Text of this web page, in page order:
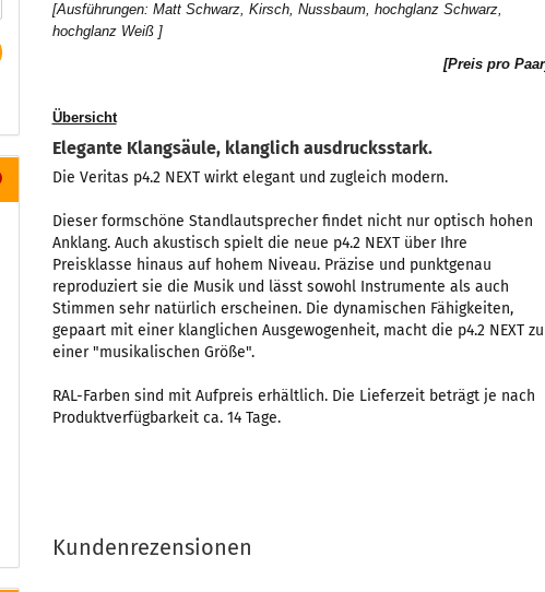
[Ausführungen: Matt Schwarz, Kirsch, Nussbaum, hochglanz Schwarz,
hochglanz Weiß ]
[Preis pro
Übersicht
Elegante Klangsäule, klanglich ausdrucksstark.
Die Veritas p4.2 NEXT wirkt elegant und zugleich modern.
Dieser formschöne Standlautsprecher findet nicht nur optisch hohen
Anklang. Auch akustisch spielt die neue p4.2 NEXT über Ihre
Preisklasse hinaus auf hohem Niveau. Präzise und punktgenau
reproduziert sie die Musik und lässt sowohl Instrumente als auch
Stimmen sehr natürlich erscheinen. Die dynamischen Fähigkeiten,
gepaart mit einer klanglichen Ausgewogenheit, macht die p4.2 NEXT zu
einer "musikalischen Größe".
RAL-Farben sind mit Aufpreis erhältlich. Die Lieferzeit beträgt je nach
Produktverfügbarkeit ca. 14 Tage.
Kundenrezensionen